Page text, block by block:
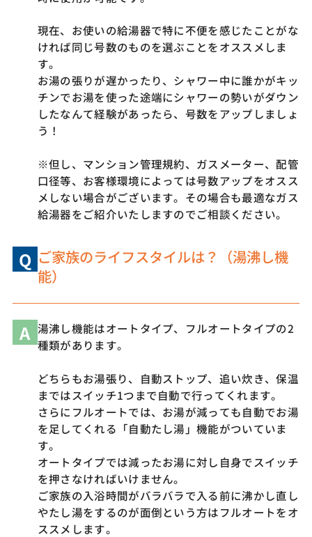
現在、お使いの給湯器で特に不便を感じたことがな
ければ同じ号数のものを選ぶことをオススメしま
す。
お湯の張りが遅かったり、シャワー中に誰かがキッ
チンでお湯を使った途端にシャワーの勢いがダウン
したなんて経験があったら、号数をアップしましょ
う！
※但し、マンション管理規約、ガスメーター、配管
口径等、お客様環境によっては号数アップをオスス
メしない場合がございます。その場合も最適なガス
給湯器をご紹介いたしますのでご相談ください。
Q ご家族のライフスタイルは？（湯沸し機
能）
A 湯沸し機能はオートタイプ、フルオートタイプの2
種類があります。
どちらもお湯張り、自動ストップ、追い炊き、保温
まではスイッチ1つまで自動で行ってくれます。
さらにフルオートでは、お湯が減っても自動でお湯
を足してくれる「自動たし湯」機能がついていま
す。
オートタイプでは減ったお湯に対し自身でスイッチ
を押さなければいけません。
ご家族の入浴時間がバラバラで入る前に沸かし直し
やたし湯をするのが面倒という方はフルオートをオ
ススメします。